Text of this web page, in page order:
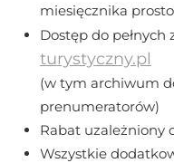
miesięcznika
Dostęp do pełnych
turystyczny.pl
(w tym archiwum
prenumeratorów)
Rabat uzależniony
Wszystkie